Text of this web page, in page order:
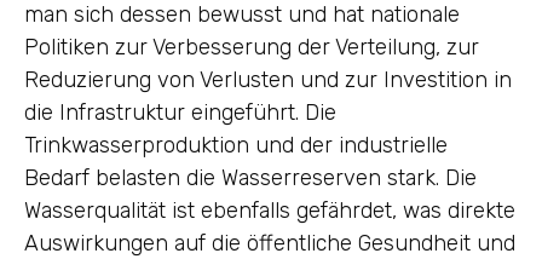
man sich dessen bewusst und hat nationale
Politiken zur Verbesserung der Verteilung, zur
Reduzierung von Verlusten und zur Investition in
die Infrastruktur eingeführt. Die
Trinkwasserproduktion und der industrielle
Bedarf belasten die Wasserreserven stark. Die
Wasserqualität ist ebenfalls gefährdet, was direkte
Auswirkungen auf die öffentliche Gesundheit und